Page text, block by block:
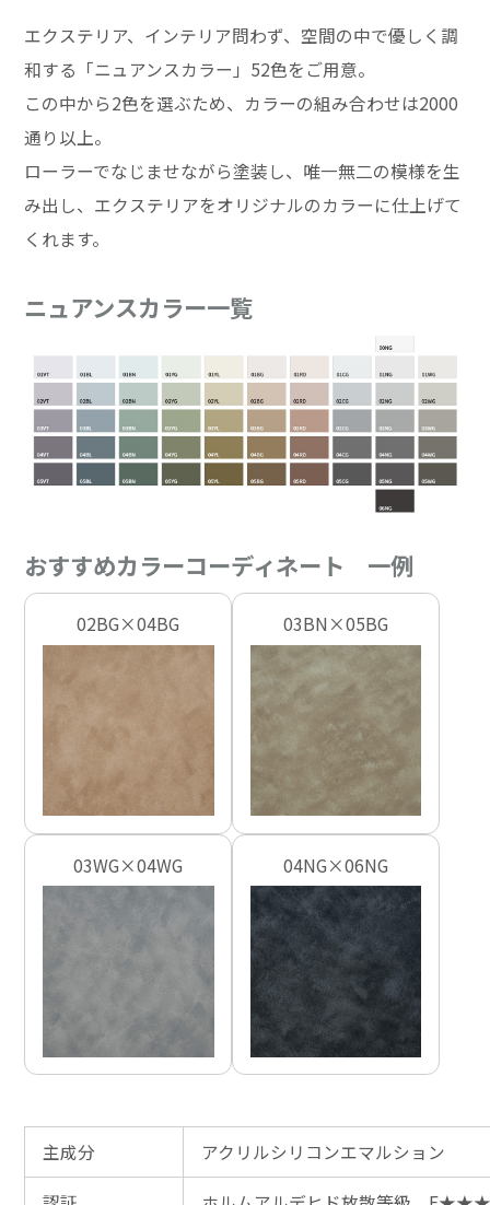
エクステリア、インテリア問わず、空間の中で優しく調
和する「ニュアンスカラー」52色をご用意。
この中から2色を選ぶため、カラーの組み合わせは2000
通り以上。
ローラーでなじませながら塗装し、唯一無二の模様を生
み出し、エクステリアをオリジナルのカラーに仕上げて
くれます。
ニュアンスカラー一覧
おすすめカラーコーディネート 一例
02BG×04BG 03BN×05BG
03WG×04WG 04NG×06NG
主成分
アクリルシリコンエマルション